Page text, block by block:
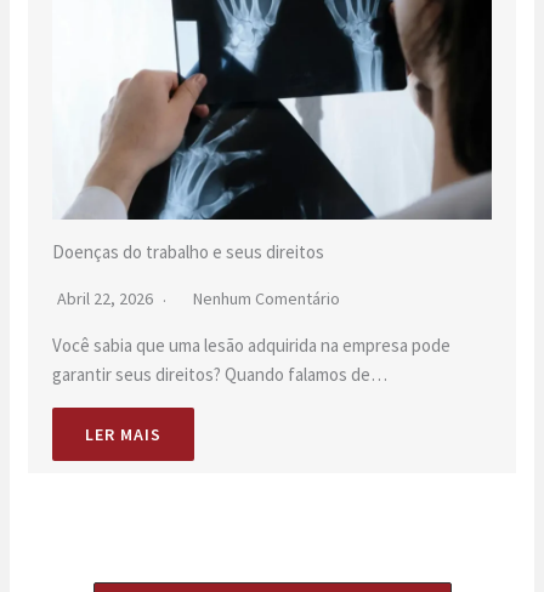
Doenças do trabalho e seus direitos
Abril 22, 2026 Nenhum Comentário
Você sabia que uma lesão adquirida na empresa pode
garantir seus direitos? Quando falamos de…
LER MAIS